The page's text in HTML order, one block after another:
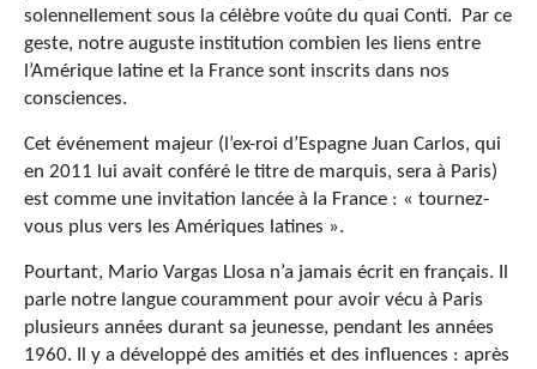
solennellement sous la célèbre voûte du quai Conti. Par ce
geste, notre auguste institution combien les liens entre
l’Amérique latine et la France sont inscrits dans nos
consciences.
Cet événement majeur (l’ex-roi d’Espagne Juan Carlos, qui
en 2011 lui avait conféré le titre de marquis, sera à Paris)
est comme une invitation lancée à la France : « tournez-
vous plus vers les Amériques latines ».
Pourtant, Mario Vargas Llosa n’a jamais écrit en français. Il
parle notre langue couramment pour avoir vécu à Paris
plusieurs années durant sa jeunesse, pendant les années
1960. Il y a développé des amitiés et des influences : après